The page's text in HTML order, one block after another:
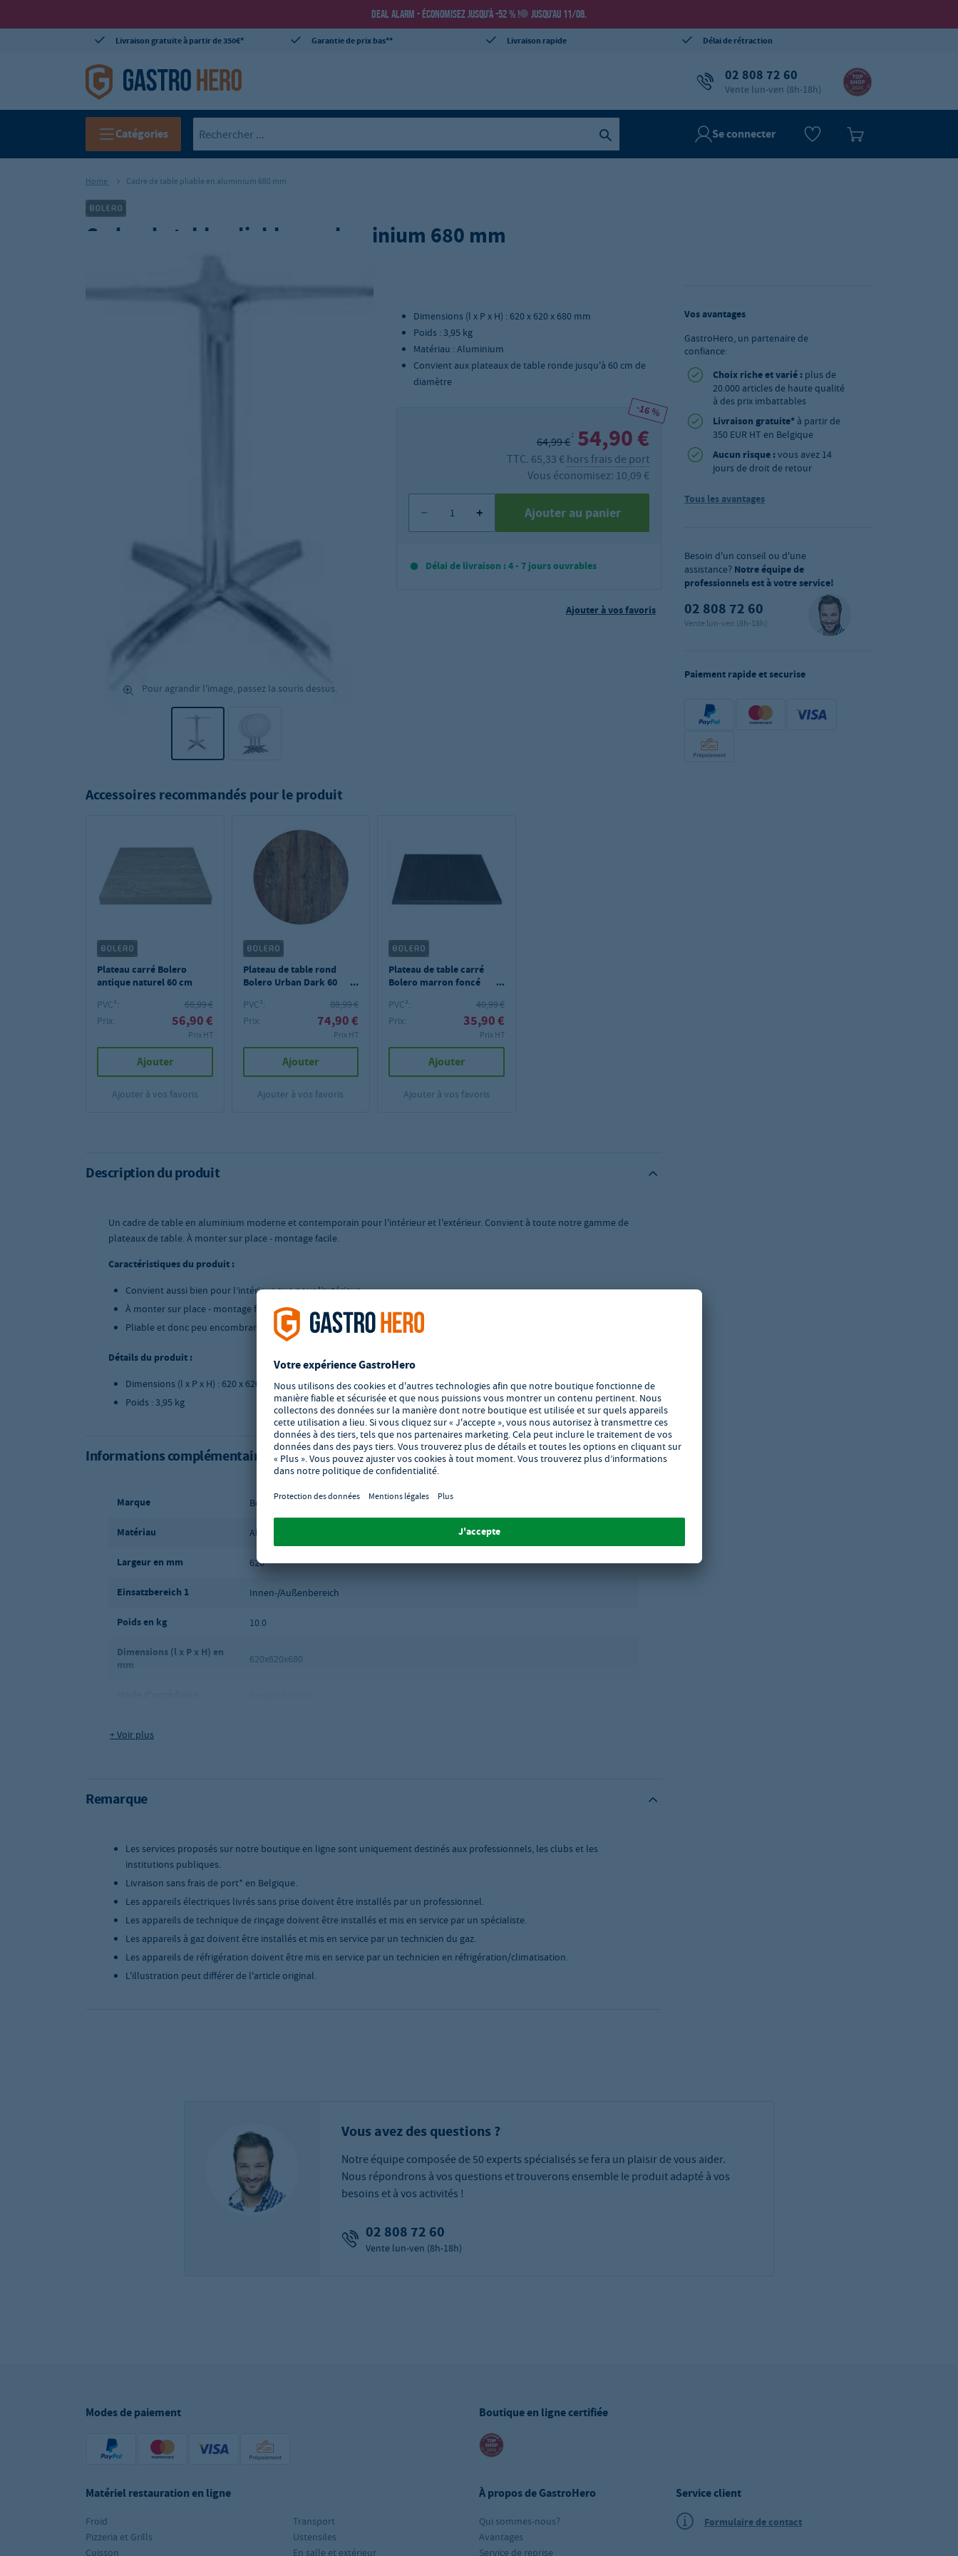
DEAL ALARM - ÉCONOMISEZ JUSQU’À -52 % ! JUSQU’AU 11/08.
Livraison gratuite à partir de 350€* Garantie de prix bas** Livraison rapide Délai de rétraction
02 808 72 60
Vente lun-ven (8h-18h)
Catégories Se connecter
Home Cadre de table pliable en aluminium 680 mm
Cadre de table pliable en aluminium 680 mm
Pour agrandir l'image, passez la souris dessus.
Dimensions (l x P x H) : 620 x 620 x 680 mm
Poids : 3,95 kg
Matériau : Aluminium
Convient aux plateaux de table ronde jusqu'à 60 cm de
diamètre
-16 %
64,99 €2 54,90 €
TTC. 65,33 € hors frais de port
Vous économisez: 10,09 €
Ajouter au panier
Délai de livraison : 4 - 7 jours ouvrables
Ajouter à vos favoris
Accessoires recommandés pour le produit
Plateau carré Bolero
antique naturel 60 cm
PVC²:
66,99 €
Prix:
56,90 €
Prix HT
Ajouter
Ajouter à vos favoris
Plateau de table rond
Bolero Urban Dark 60
PVC²:
88,99 €
Prix:
74,90 €
Prix HT
Ajouter
Ajouter à vos favoris
Plateau de table carré
Bolero marron foncé
PVC²:
40,99 €
Prix:
35,90 €
Prix HT
Ajouter
Ajouter à vos favoris
Description du produit
Un cadre de table en aluminium moderne et contemporain pour l'intérieur et l'extérieur. Convient à toute notre gamme de
plateaux de table. À monter sur place - montage facile.
Caractéristiques du produit :
Convient aussi bien pour l’intérieur que pour l’extérieur
À monter sur place - montage facile
Pliable et donc peu encombrant
Détails du produit :
Dimensions (l x P x H) : 620 x 620 x 680 mm
Poids : 3,95 kg
Informations complémentaires
Marque Bolero
Matériau Aluminium
Largeur en mm 620
Einsatzbereich 1 Innen-/Außenbereich
Poids en kg 10.0
Dimensions (l x P x H) en
mm
620x620x680
+ Voir plus
Remarque
Les services proposés sur notre boutique en ligne sont uniquement destinés aux professionnels, les clubs et les
institutions publiques.
Livraison sans frais de port* en Belgique.
Les appareils électriques livrés sans prise doivent être installés par un professionnel.
Les appareils de technique de rinçage doivent être installés et mis en service par un spécialiste.
Les appareils à gaz doivent être installés et mis en service par un technicien du gaz.
Les appareils de réfrigération doivent être mis en service par un technicien en réfrigération/climatisation.
L'illustration peut différer de l'article original.
Vos avantages
GastroHero, un partenaire de
confiance:
Choix riche et varié : plus de
20.000 articles de haute qualité
à des prix imbattables
Livraison gratuite* à partir de
350 EUR HT en Belgique
Aucun risque :vous avez 14
jours de droit de retour
Tous les avantages
Besoin d'un conseil ou d'une
assistance? Notre équipe de
professionnels est à votre service!
02 808 72 60
Vente lun-ven (8h-18h)
Paiement rapide et securise
Vous avez des questions ?
Notre équipe composée de 50 experts spécialisés se fera un plaisir de vous aider.
Nous répondrons à vos questions et trouverons ensemble le produit adapté à vos
besoins et à vos activités !
02 808 72 60
Vente lun-ven (8h-18h)
Modes de paiement Boutique en ligne certifiée
Matériel restauration en ligne
Froid
Pizzeria et Grills
Cuisson
Transport
Ustensiles
En salle et extérieur
À propos de GastroHero
Qui sommes-nous?
Avantages
Service de reprise
Service client
Formulaire de contact